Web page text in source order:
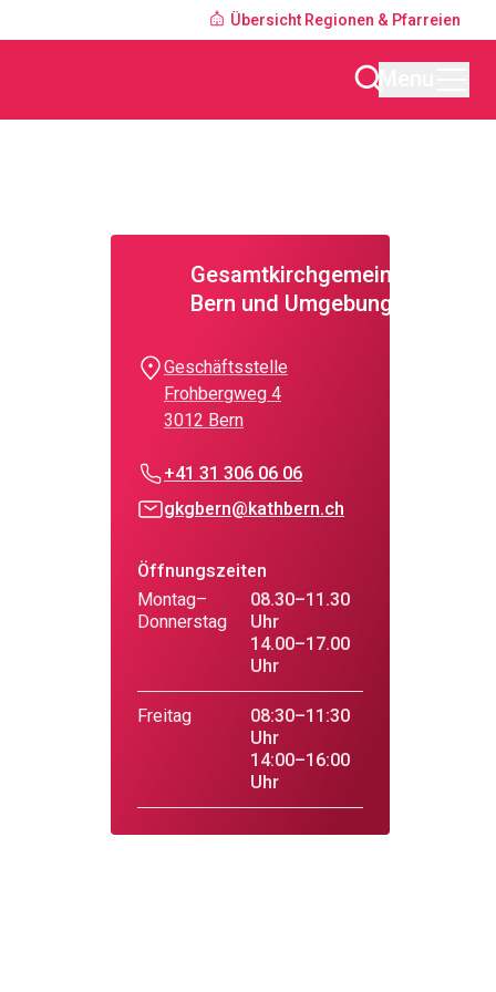
Übersicht Regionen & Pfarreien
Gesamtkirchgemeinde
Bern und Umgebung
Geschäftsstelle
Frohbergweg 4
3012 Bern
+41 31 306 06 06
gkgbern@kathbern.ch
Öffnungszeiten
Montag–
Donnerstag
08.30–11.30
Uhr
14.00–17.00
Uhr
Freitag
08:30–11:30
Uhr
14:00–16:00
Uhr